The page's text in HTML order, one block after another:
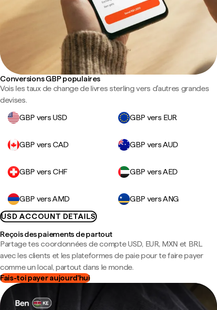
Conversions GBP populaires
Vois les taux de change de livres sterling vers d'autres grandes
devises.
GBP vers USD
GBP vers EUR
GBP vers CAD GBP vers AUD
GBP vers CHF GBP vers AED
GBP vers AMD
GBP vers ANG
USD ACCOUNT DETAILS
Reçois des paiements de partout
Partage tes coordonnées de compte USD, EUR, MXN et BRL
avec les clients et les plateformes de paie pour te faire payer
comme un local, partout dans le monde.
Fais-toi payer aujourd'hui